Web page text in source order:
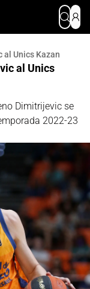
al Unics Kazan
al Unics
Dimitrijevic se
2022-23